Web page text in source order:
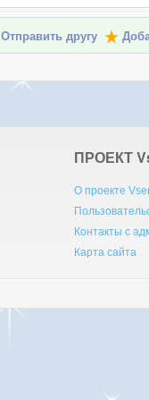
Отправить другу
ПРОЕКТ V
О проекте
Контакты с
Карта сайта